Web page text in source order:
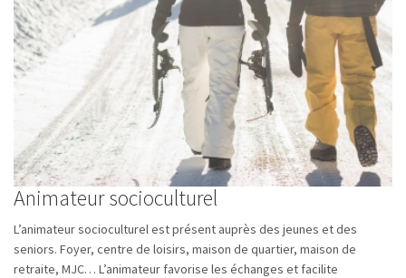
Animateur socioculturel
L’animateur socioculturel est présent auprès des jeunes et des
seniors. Foyer, centre de loisirs, maison de quartier, maison de
retraite, MJC… L’animateur favorise les échanges et facilite